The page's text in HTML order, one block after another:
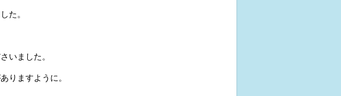
た。
いました。
りますように。